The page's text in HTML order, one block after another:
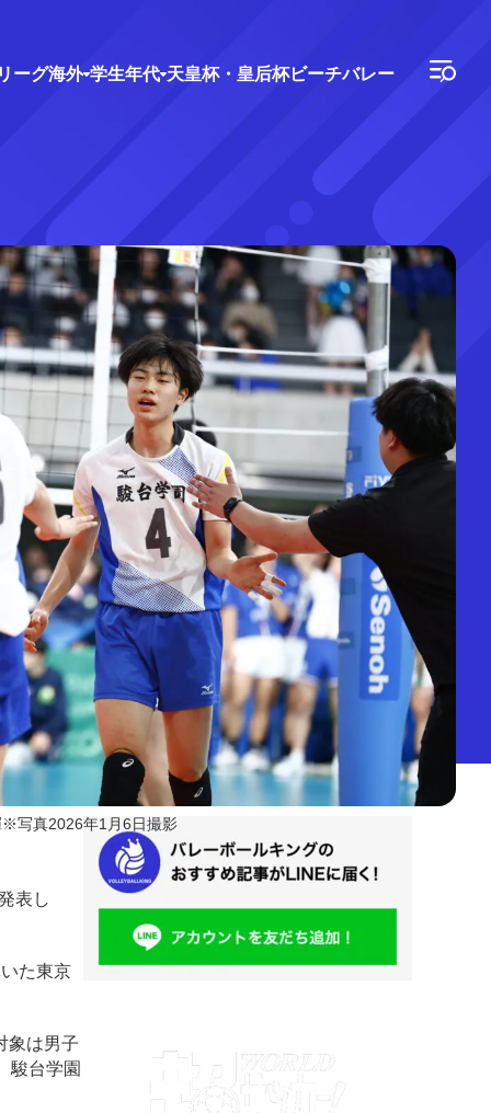
ーグ海外 学生年代 天皇杯・皇后杯ビーチバレー
※写真2026年1月6日撮影
表し
た東京
象は男子
駿台学園